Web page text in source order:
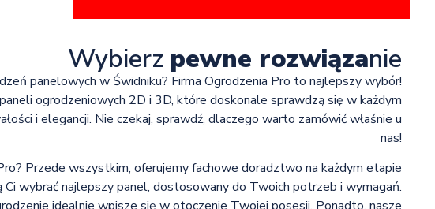
Wybierz pewne rozwiązanie
panelowych w Świdniku? Firma Ogrodzenia Pro to najlepszy wybór!
ogrodzeniowych 2D i 3D, które doskonale sprawdzą się w każdym
i elegancji. Nie czekaj, sprawdź, dlaczego warto zamówić właśnie u
nas!
Przede wszystkim, oferujemy fachowe doradztwo na każdym etapie
wybrać najlepszy panel, dostosowany do Twoich potrzeb i wymagań.